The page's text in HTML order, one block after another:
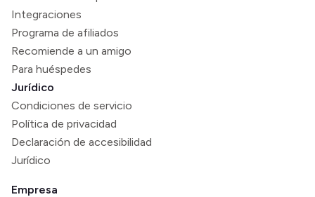
Integraciones
Programa de afiliados
Recomiende a un amigo
Para huéspedes
Jurídico
Condiciones de servicio
Política de privacidad
Declaración de accesibilidad
Jurídico
Empresa